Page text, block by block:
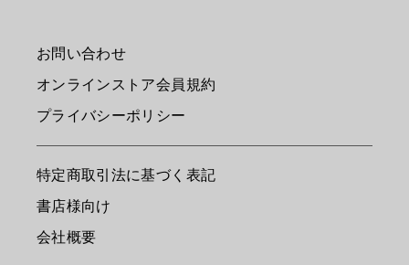
お問い合わせ
オンラインストア会員規約
プライバシーポリシー
特定商取引法に基づく表記
書店様向け
会社概要